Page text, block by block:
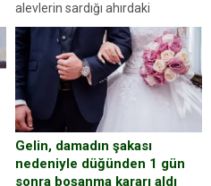
alevlerin sardığı ahırdaki
hayvanlarını kurtarmak isteyen
Zeki Demir (66) ölümden döndü.
Yüzünde ve ellerinde yanıklar
oluşan Demir, kâbus dolu anları
anlattı… Merkeze bağlı...
Gelin, damadın şakası
nedeniyle düğünden 1 gün
sonra boşanma kararı aldı